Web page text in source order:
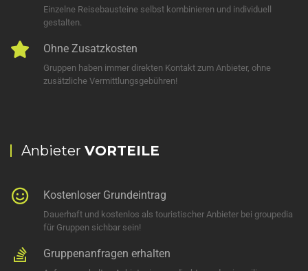
Einzelne Reisebausteine selbst kombinieren und individuell
gestalten.
Ohne Zusatzkosten
Gruppen haben immer direkten Kontakt zum Anbieter, ohne
zusätzliche Vermittlungsgebühren!
Anbieter VORTEILE
Kostenloser Grundeintrag
Dauerhaft und kostenlos als touristischer Anbieter bei groupedia
für Gruppen sichbar sein!
Gruppenanfragen erhalten